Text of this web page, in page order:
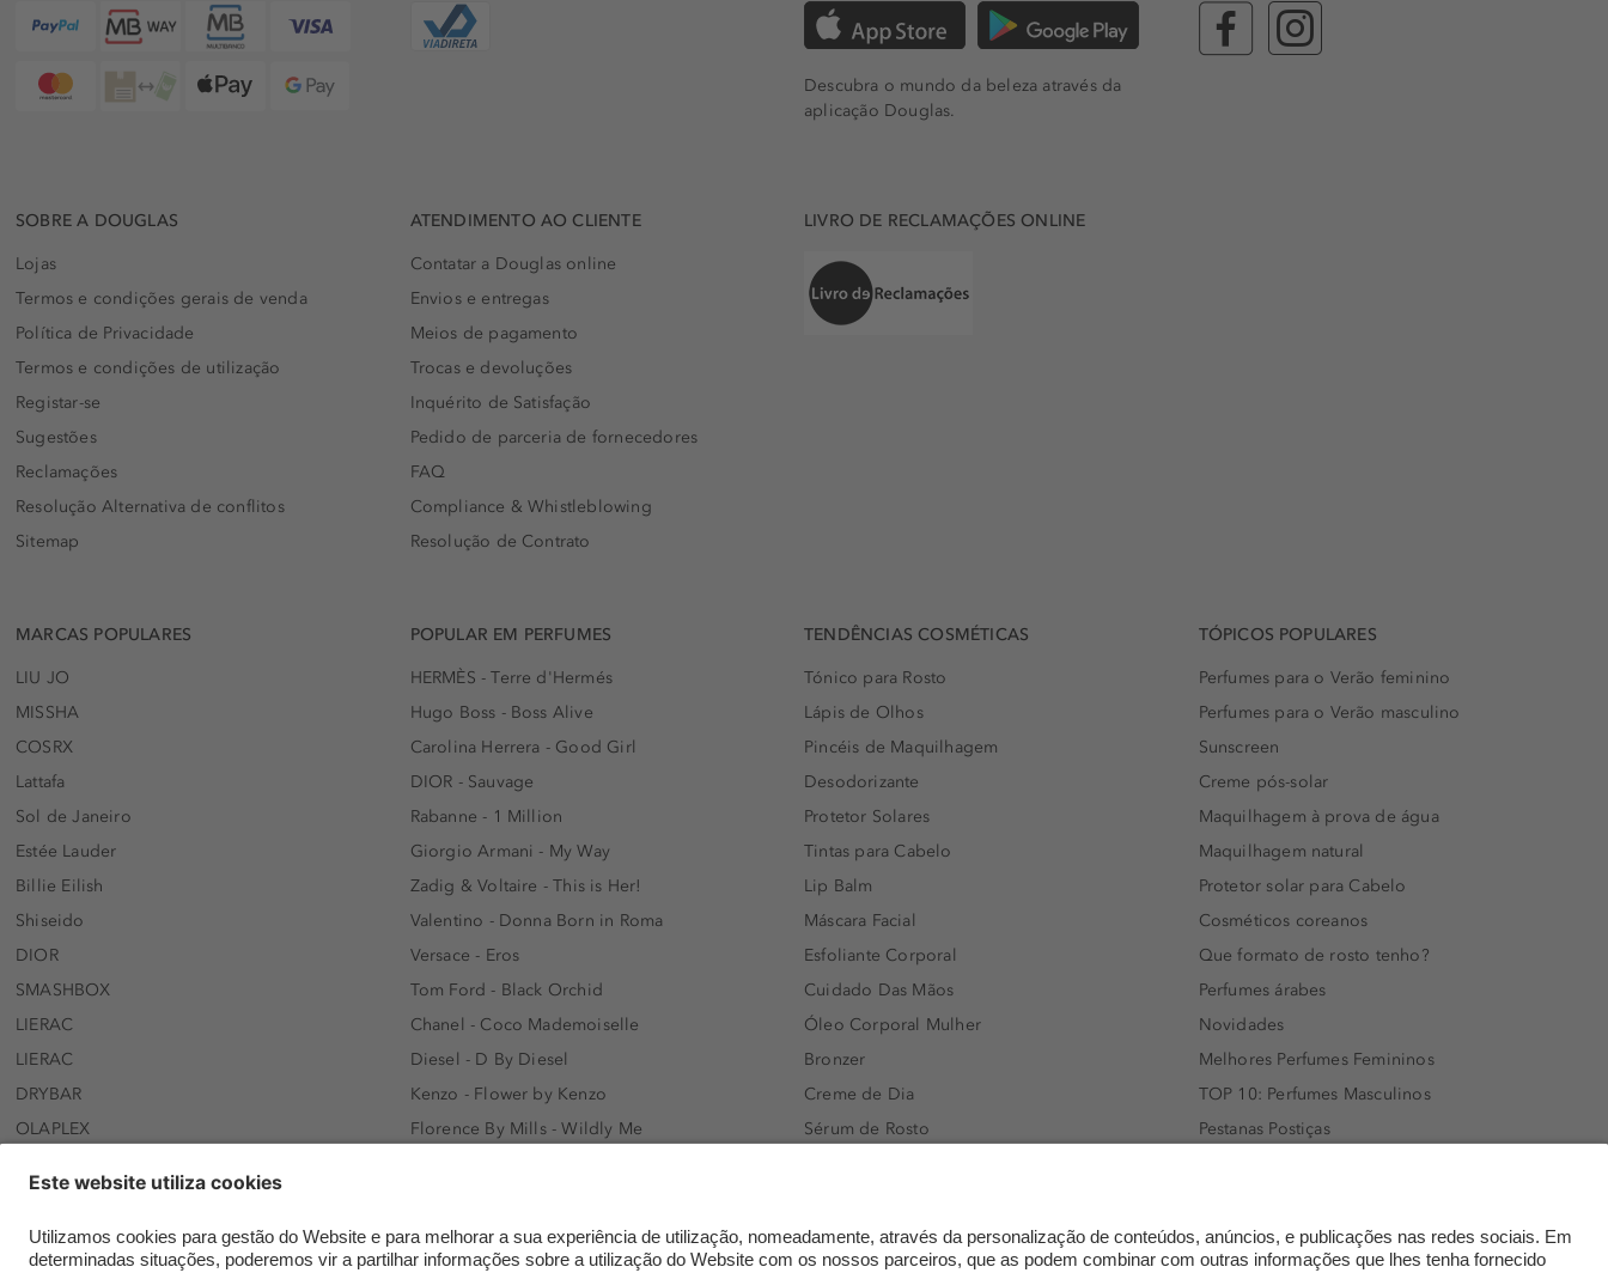
Descubra o mundo da beleza através da
aplicação Douglas.
SOBRE A DOUGLAS
Lojas
Termos e condições gerais de venda
Política de Privacidade
Termos e condições de utilização
Registar-se
Sugestões
Reclamações
Resolução Alternativa de conflitos
Sitemap
ATENDIMENTO AO CLIENTE
Contatar a Douglas online
Envios e entregas
Meios de pagamento
Trocas e devoluções
Inquérito de Satisfação
Pedido de parceria de fornecedores
FAQ
Compliance & Whistleblowing
Resolução de Contrato
LIVRO DE RECLAMAÇÕES ONLINE
MARCAS POPULARES
LIU JO
MISSHA
COSRX
Lattafa
Sol de Janeiro
Estée Lauder
Billie Eilish
Shiseido
DIOR
SMASHBOX
LIERAC
LIERAC
DRYBAR
OLAPLEX
ARMAF
Beauty of Joseon
POPULAR EM PERFUMES
HERMÈS - Terre d'Hermés
Hugo Boss - Boss Alive
Carolina Herrera - Good Girl
DIOR - Sauvage
Rabanne - 1 Million
Giorgio Armani - My Way
Zadig & Voltaire - This is Her!
Valentino - Donna Born in Roma
Versace - Eros
Tom Ford - Black Orchid
Chanel - Coco Mademoiselle
Diesel - D By Diesel
Kenzo - Flower by Kenzo
Florence By Mills - Wildly Me
Davidoff - Cool Water Men
KHLOÉ KARDASHIAN - Xo Khloè
TENDÊNCIAS COSMÉTICAS
Tónico para Rosto
Lápis de Olhos
Pincéis de Maquilhagem
Desodorizante
Protetor Solares
Tintas para Cabelo
Lip Balm
Máscara Facial
Esfoliante Corporal
Cuidado Das Mãos
Óleo Corporal Mulher
Bronzer
Creme de Dia
Sérum de Rosto
Espuma de Limpeza Facial
Dermocosmética
TÓPICOS POPULARES
Perfumes para o Verão feminino
Perfumes para o Verão masculino
Sunscreen
Creme pós-solar
Maquilhagem à prova de água
Maquilhagem natural
Protetor solar para Cabelo
Cosméticos coreanos
Que formato de rosto tenho?
Perfumes árabes
Novidades
Melhores Perfumes Femininos
TOP 10: Perfumes Masculinos
Pestanas Postiças
Rímel colorido
Embalagens Sustentáveis